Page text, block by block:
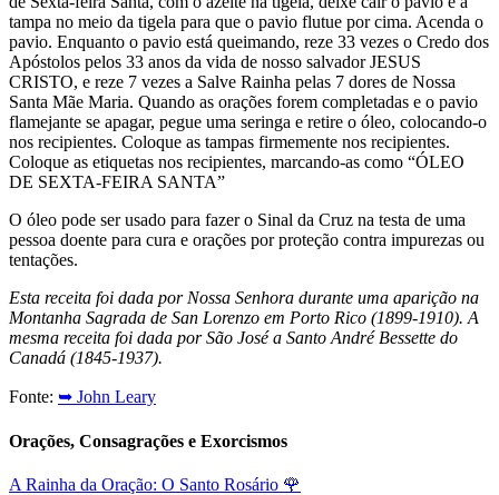
tampa no meio da tigela para que o pavio flutue por cima. Acenda o
pavio. Enquanto o pavio está queimando, reze 33 vezes o Credo dos
Apóstolos pelos 33 anos da vida de nosso salvador JESUS
CRISTO, e reze 7 vezes a Salve Rainha pelas 7 dores de Nossa
Santa Mãe Maria. Quando as orações forem completadas e o pavio
flamejante se apagar, pegue uma seringa e retire o óleo, colocando-o
nos recipientes. Coloque as tampas firmemente nos recipientes.
Coloque as etiquetas nos recipientes, marcando-as como “ÓLEO
DE SEXTA-FEIRA SANTA”
O óleo pode ser usado para fazer o Sinal da Cruz na testa de uma
pessoa doente para cura e orações por proteção contra impurezas ou
tentações.
Esta receita foi dada por Nossa Senhora durante uma aparição na
Montanha Sagrada de San Lorenzo em Porto Rico (1899-1910). A
mesma receita foi dada por São José a Santo André Bessette do
Canadá (1845-1937).
Fonte: ➥ John Leary
Orações, Consagrações e Exorcismos
A Rainha da Oração: O Santo Rosário 🌹